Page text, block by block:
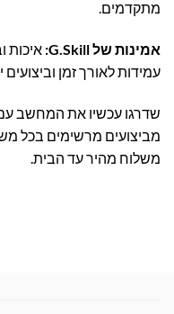
מתקדמים.
אמינות של G.Skill:
עמידות לאורך זמן וביצועים
מביצועים מרשימים בכל
משלוח מהיר עד הבית.